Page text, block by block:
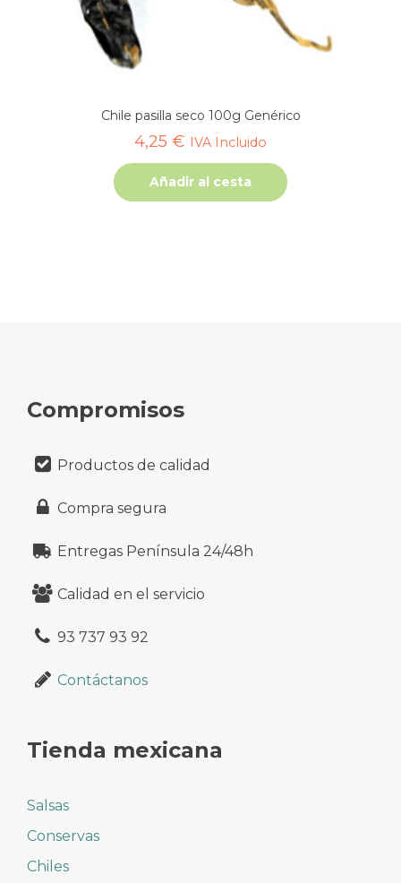
Chile pasilla seco 100g Genérico
4,25 € IVA Incluido
Añadir al cesta
Compromisos
Productos de calidad
Compra segura
Entregas Península 24/48h
Calidad en el servicio
93 737 93 92
Contáctanos
Tienda mexicana
Salsas
Conservas
Chiles